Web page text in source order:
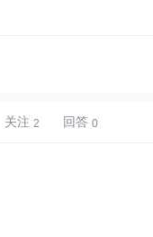
关注 回答